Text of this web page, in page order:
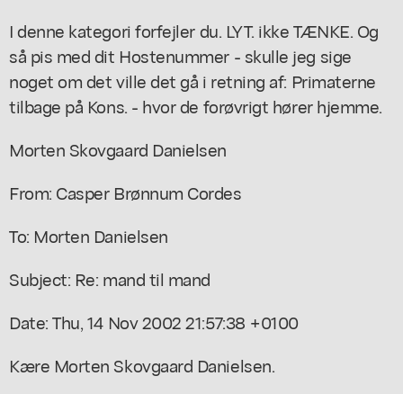
I denne kategori forfejler du. LYT. ikke TÆNKE. Og
så pis med dit Hostenummer - skulle jeg sige
noget om det ville det gå i retning af: Primaterne
tilbage på Kons. - hvor de forøvrigt hører hjemme.
Morten Skovgaard Danielsen
From: Casper Brønnum Cordes
To: Morten Danielsen
Subject: Re: mand til mand
Date: Thu, 14 Nov 2002 21:57:38 +0100
Kære Morten Skovgaard Danielsen.